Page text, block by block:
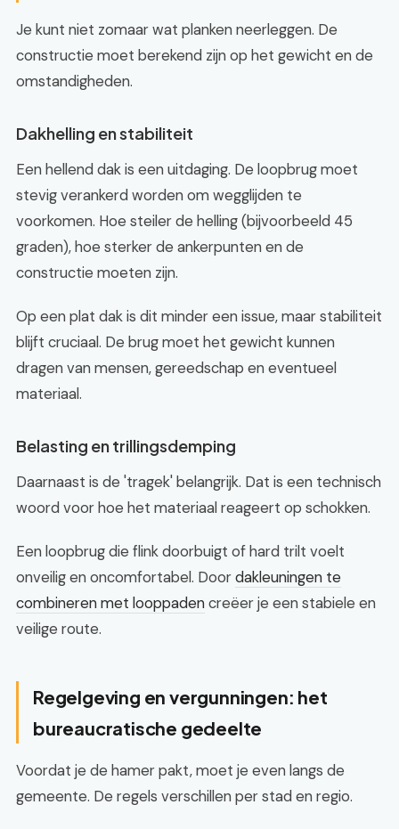
Je kunt niet zomaar wat planken neerleggen. De
constructie moet berekend zijn op het gewicht en de
omstandigheden.
Dakhelling en stabiliteit
Een hellend dak is een uitdaging. De loopbrug moet
stevig verankerd worden om wegglijden te
voorkomen. Hoe steiler de helling (bijvoorbeeld 45
graden), hoe sterker de ankerpunten en de
constructie moeten zijn.
Op een plat dak is dit minder een issue, maar stabiliteit
blijft cruciaal. De brug moet het gewicht kunnen
dragen van mensen, gereedschap en eventueel
materiaal.
Belasting en trillingsdemping
Daarnaast is de 'tragek' belangrijk. Dat is een technisch
woord voor hoe het materiaal reageert op schokken.
Een loopbrug die flink doorbuigt of hard trilt voelt
onveilig en oncomfortabel. Doordakleuningen te
combineren met looppadencreëer je een stabiele en
veilige route.
Regelgeving en vergunningen: het
bureaucratische gedeelte
Voordat je de hamer pakt, moet je even langs de
gemeente. De regels verschillen per stad en regio.